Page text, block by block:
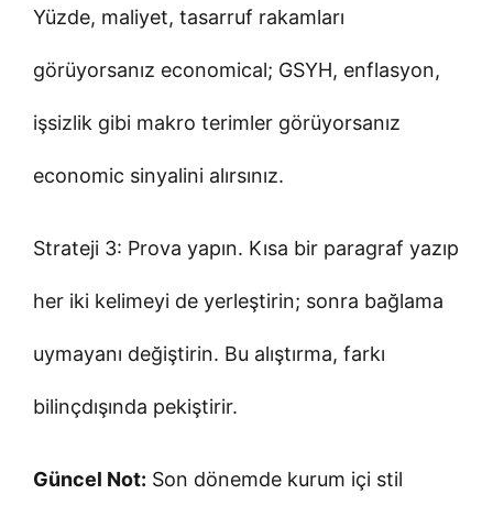
Yüzde, maliyet, tasarruf rakamları
görüyorsanız economical; GSYH, enflasyon,
işsizlik gibi makro terimler görüyorsanız
economic sinyalini alırsınız.
Strateji 3: Prova yapın. Kısa bir paragraf yazıp
her iki kelimeyi de yerleştirin; sonra bağlama
uymayanı değiştirin. Bu alıştırma, farkı
bilinçdışında pekiştirir.
Güncel Not: Son dönemde kurum içi stil